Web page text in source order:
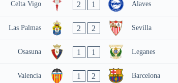
Celta Vigo 2 1 Alaves
Las Palmas 2 2 Sevilla
Osasuna 1 1 Leganes
Valencia 1 2 Barcelona